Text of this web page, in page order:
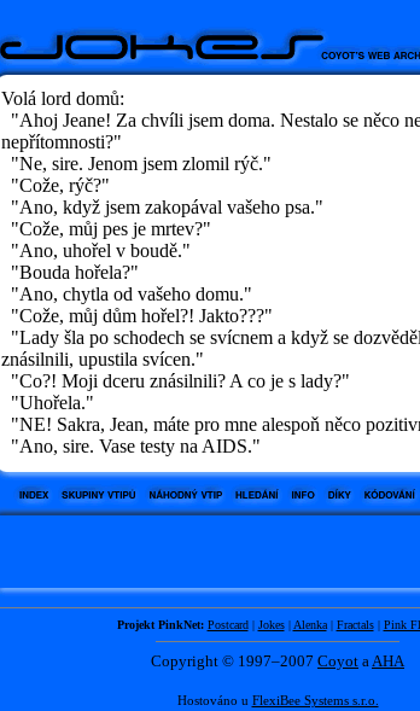
Volá lord domů:
"Ahoj Jeane! Za chvíli jsem doma. Nestalo se něco
nepřítomnosti?"
"Ne, sire. Jenom jsem zlomil rýč."
"Cože, rýč?"
"Ano, když jsem zakopával vašeho psa."
"Cože, můj pes je mrtev?"
"Ano, uhořel v boudě."
"Bouda hořela?"
"Ano, chytla od vašeho domu."
"Cože, můj dům hořel?! Jakto???"
"Lady šla po schodech se svícnem a když se
znásilnili, upustila svícen."
"Co?! Moji dceru znásilnili? A co je s lady?"
"Uhořela."
"NE! Sakra, Jean, máte pro mne alespoň něco
"Ano, sire. Vase testy na AIDS."
Projekt PinkNet: Postcard| Jokes| Alenka| Fractals| Pink
Copyright © 1997–2007 Coyot aAHA
Hostováno u FlexiBee Systems s.r.o.